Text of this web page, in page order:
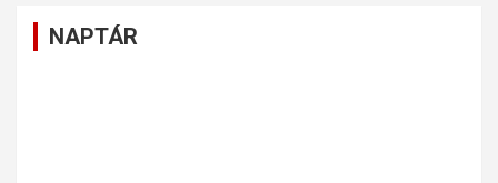
NAPTÁR